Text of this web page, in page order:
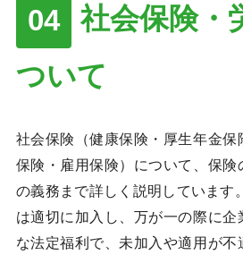
社会保険・
ついて
社会保険（健康保険・厚生年金保
保険・雇用保険）について、保険
の義務まで詳しく説明しています
は適切に加入し、万が一の際に
な法定福利で、未加入や適用が不